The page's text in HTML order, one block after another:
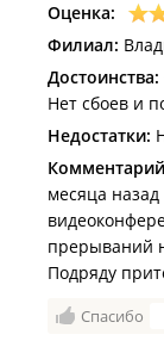
Оценка:
Филиал:
Достоинства:
Нет сбоев и
Недостатки:
месяца
прерываний
Подряду
Спасибо